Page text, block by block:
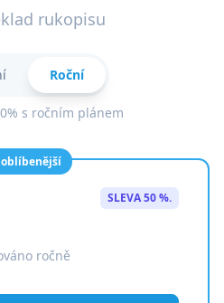
rukopisu
Roční
s ročním plánem
SLEVA 50 %.
ročně